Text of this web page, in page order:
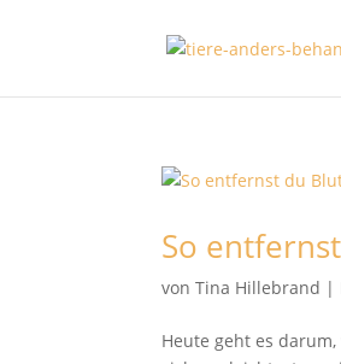
So
vonTina Hillebrand |
Heute geht es